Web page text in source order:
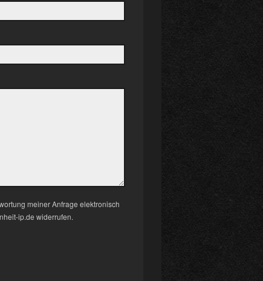
meiner Anfrage elektronisch
ip.de widerrufen.